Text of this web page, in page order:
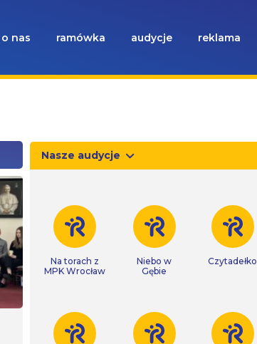
o nas ramówka audycje reklama
Nasze audycje
Na torach z
MPK Wrocław
Niebo w
Gębie
Czytadełko